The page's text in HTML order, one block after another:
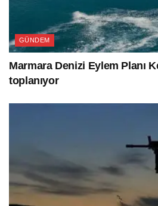
GÜNDEM
Marmara Denizi Eylem Planı
toplanıyor